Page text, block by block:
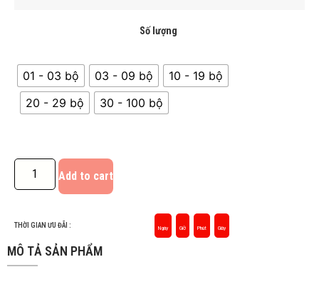
Số lượng
01 - 03 bộ 03 - 09 bộ
10 - 19 bộ
20 - 29 bộ
30 - 100 bộ
Add to cart
THỜI GIAN ƯU ĐÃI : Ngày Giờ Phút Giây
MÔ TẢ SẢN PHẨM